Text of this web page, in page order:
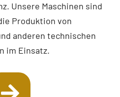
Unsere Maschinen sind
Produktion von
anderen technischen
im Einsatz.